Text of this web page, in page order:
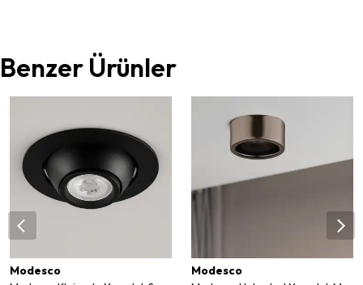
Benzer Ürünler
Modesco Modesco